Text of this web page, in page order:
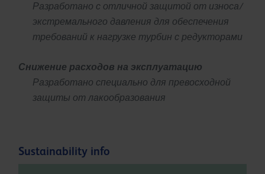
Разработано с отличной защитой от износа/
экстремального давления для обеспечения
требований к нагрузке турбин с редукторами
Снижение расходов на эксплуатацию
Разработано специально для превосходной
защиты от лакообразования
Sustainability info